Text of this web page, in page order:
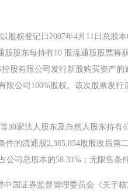
股权登记日2007年4月11日总股
股股东每持有10 股流通股股票
股有限公司发行新股购买资产
限公司100%股权。该次股票发
30家法人股东及自然人股东持
的流通股2,365,854股股改后第
司总股本的58.31%；无限售条
中国证券监督管理委员会《关于